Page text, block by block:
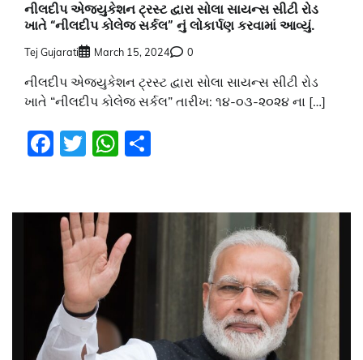
નીલદીપ એજ્યુકેશન ટ્રસ્ટ દ્વારા સોલા સાયન્સ સીટી રોડ
ખાતે “નીલદીપ કોલેજ સર્કલ” નું લોકાર્પણ કરવામાં આવ્યું.
Tej Gujarati March 15, 2024 0
નીલદીપ એજ્યુકેશન ટ્રસ્ટ દ્વારા સોલા સાયન્સ સીટી રોડ
ખાતે “નીલદીપ કોલેજ સર્કલ” તારીખ: ૧૪-૦૩-૨૦૨૪ ના […]
Facebook
TwitterWhatsApp